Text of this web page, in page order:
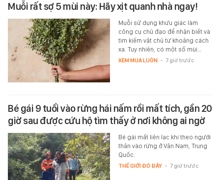
Muỗi rất sợ 5 mùi này: Hãy xịt quanh nhà ngay!
Muỗi sử dụng khứu giác làm
công cụ chủ đạo để nhận biết và
tìm kiếm vật chủ từ khoảng cách
xa. Tuy nhiên, có một số mùi…
XEM MUA LUÔN - 7 giờ trước
Bé gái 9 tuổi vào rừng hái nấm rồi mất tích, gần 20
giờ sau được cứu hộ tìm thấy ở nơi không ai ngờ
Bé gái mất liên lạc khi theo người
thân vào rừng ở Vân Nam, Trung
Quốc.
THẾ GIỚI ĐÓ ĐÂY - 7 giờ trước